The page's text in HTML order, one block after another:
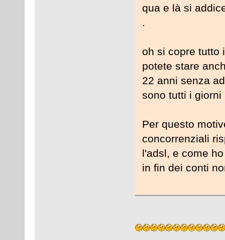
qua e là si
.
oh si copre tutto
potete stare
22 anni senza
sono tutti i giorni
Per questo
concorrenziali
l'adsl, e come
in fin dei conti